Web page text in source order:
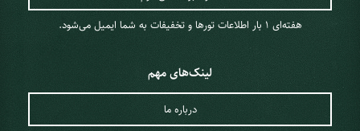
هفته‌ای 1 ‌بار اطلاعات تورها و تخفیفات به شما ایمیل می‌شود.
لینک‌های مهم
درباره ما